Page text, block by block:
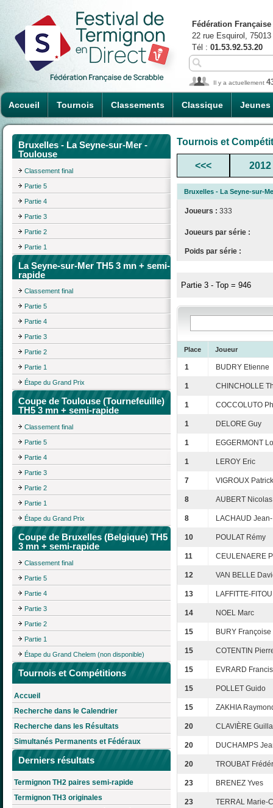
Accueil Tournois Classements Classique Jeunes
Fédération
22 rue Esquirol,
Tél : 01.53.92.53.20
Il y a actuellement
Bruxelles - La Seyne-sur-Mer -
Toulouse
Classement final
Partie 5
Partie 4
Partie 3
Partie 2
Partie 1
La Seyne-sur-Mer TH5 3 mn + semi-
rapide
Classement final
Partie 5
Partie 4
Partie 3
Partie 2
Partie 1
Étape du Grand Prix
Coupe de Toulouse (Tournefeuille)
TH5 3 mn + semi-rapide
Classement final
Partie 5
Partie 4
Partie 3
Partie 2
Partie 1
Étape du Grand Prix
Coupe de Bruxelles (Belgique) TH5
3 mn + semi-rapide
Classement final
Partie 5
Partie 4
Partie 3
Partie 2
Partie 1
Étape du Grand Chelem (non disponible)
Tournois et Compétitions
Accueil
Recherche dans le Calendrier
Recherche dans les Résultats
Simultanés Permanents et Fédéraux
Derniers résultats
Termignon TH2 paires semi-rapide
Termignon TH3 originales
Tournois et
<<< 2012
Bruxelles - La Seyne-sur-
Joueurs : 333
Joueurs par série :
Poids par série :
Partie 3 - Top = 946
Place Joueur
1 BUDRY Etienne
1 CHINCHOLLE
1 COCCOLUTO
1 DELORE Guy
1 EGGERMONT
1 LEROY Eric
7 VIGROUX Patrick
8 AUBERT Nicolas
8 LACHAUD
10 POULAT Rémy
11 CEULENAERE
12 VAN BELLE
13 LAFFITTE-
14 NOEL Marc
15 BURY Françoise
15 COTENTIN
15 EVRARD Francis
15 POLLET Guido
15 ZAKHIA
20 CLAVIÈRE
20 DUCHAMPS
20 TROUBAT
23 BRENEZ Yves
23 TERRAL Marie-